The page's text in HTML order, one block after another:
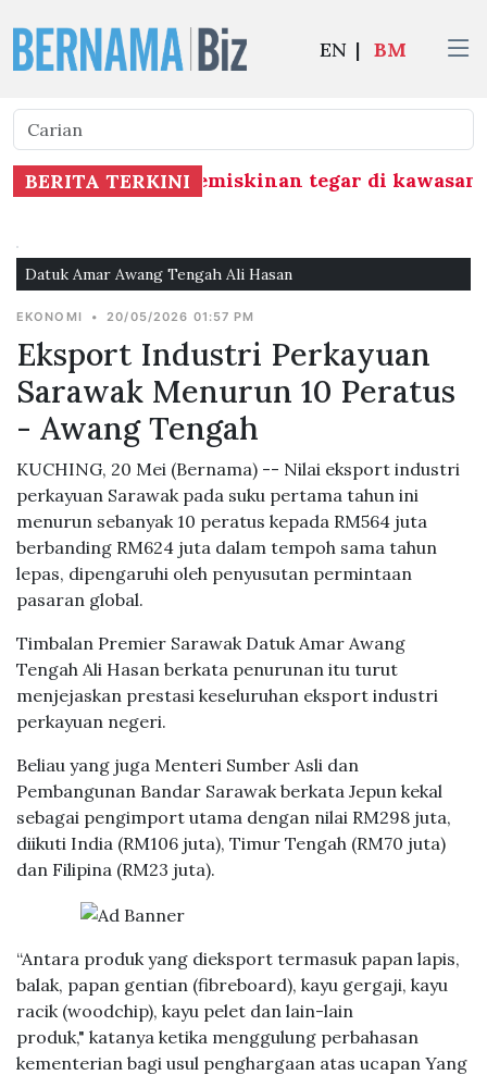
EN | BM
BERITA TERKINI
basmi kemiskinan tegar di kawasan
Datuk Amar Awang Tengah Ali Hasan
EKONOMI • 20/05/2026 01:57 PM
Eksport Industri Perkayuan
Sarawak Menurun 10 Peratus
- Awang Tengah
KUCHING, 20 Mei (Bernama) -- Nilai eksport industri
perkayuan Sarawak pada suku pertama tahun ini
menurun sebanyak 10 peratus kepada RM564 juta
berbanding RM624 juta dalam tempoh sama tahun
lepas, dipengaruhi oleh penyusutan permintaan
pasaran global.
Timbalan Premier Sarawak Datuk Amar Awang
Tengah Ali Hasan berkata penurunan itu turut
menjejaskan prestasi keseluruhan eksport industri
perkayuan negeri.
Beliau yang juga Menteri Sumber Asli dan
Pembangunan Bandar Sarawak berkata Jepun kekal
sebagai pengimport utama dengan nilai RM298 juta,
diikuti India (RM106 juta), Timur Tengah (RM70 juta)
dan Filipina (RM23 juta).
“Antara produk yang dieksport termasuk papan lapis,
balak, papan gentian (fibreboard), kayu gergaji, kayu
racik (woodchip), kayu pelet dan lain-lain
produk," katanya ketika menggulung perbahasan
kementerian bagi usul penghargaan atas ucapan Yang